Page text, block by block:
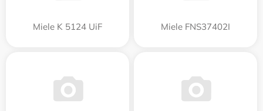
Miele K 5124 UiF Miele FNS37402I